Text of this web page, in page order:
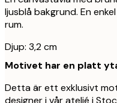
ljusblå bakgrund. En
rum.
Djup: 3,2 cm
Motivet har en platt
Detta är ett exklusivt
designer i vår ateljé i